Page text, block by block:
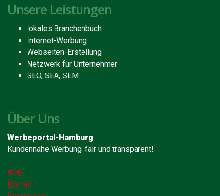
Unsere Leistungen
lokales Branchenbuch
Internet-Werbung
Webseiten-Erstellung
Netzwerk für Unternehmer
SEO, SEA, SEM
Über Uns
Werbeportal-Hamburg
Kundennahe Werbung, fair und transparent!
AGB
Kontakt